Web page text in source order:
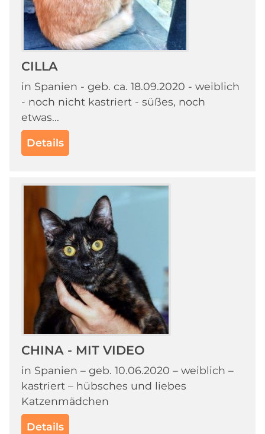
CILLA
in Spanien - geb. ca. 18.09.2020 - weiblich
- noch nicht kastriert - süßes, noch
etwas...
Details
CHINA - MIT VIDEO
in Spanien – geb. 10.06.2020 – weiblich –
kastriert – hübsches und liebes
Katzenmädchen
Details